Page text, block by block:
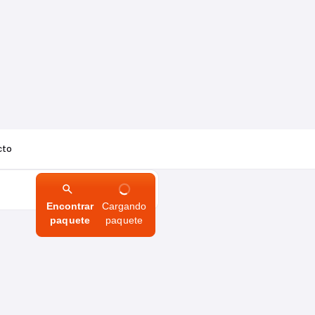
Encontrar
paquete
Cargando
paquete